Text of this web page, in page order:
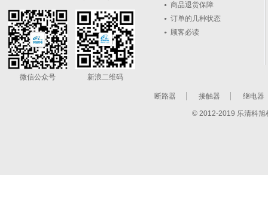
微信公众号 新浪二维码
商品退货保障
订单的几种状态
顾客必读
断路器 接触器 继电器
© 2012-2019 乐清科旭